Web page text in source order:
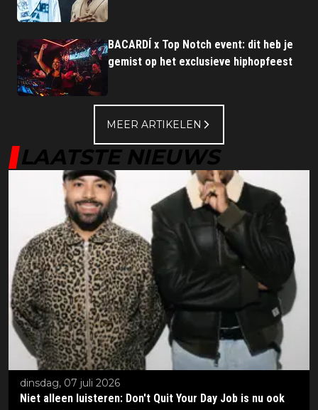
BACARDÍ x Top Notch event: dit heb je
gemist op het exclusieve hiphopfeest
MEER ARTIKELEN
LAATSTE NIEUWS
Niet alleen luisteren: Don't Quit Your Day Job is nu ook
dinsdag, 07 juli 2026